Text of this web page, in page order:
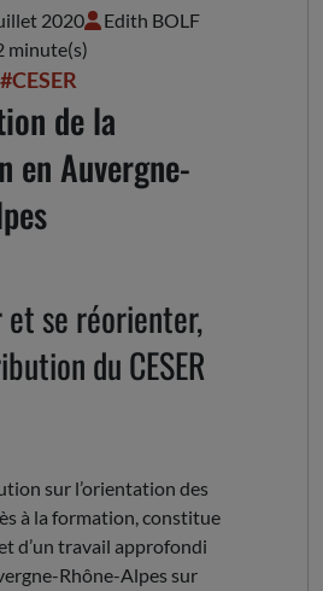
2020
Edith BOLF
minute(s)
#CESER
de la
en Auvergne-
se réorienter,
du CESER
sur l’orientation des
à la formation, constitue
d’un travail approfondi
Rhône-Alpes sur